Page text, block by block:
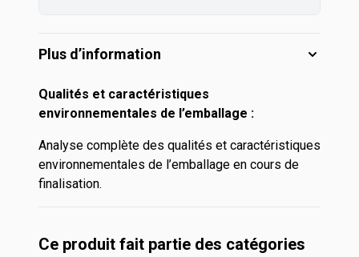
Plus d’information
Qualités et caractéristiques
environnementales de l’emballage :
Analyse complète des qualités et caractéristiques
environnementales de l’emballage en cours de
finalisation.
Ce produit fait partie des catégories